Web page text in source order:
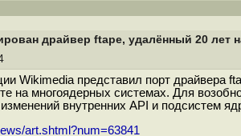
драйвер ftape, удалённый 20 лет
Wikimedia представил порт
на многоядерных системах. Для
внутренних API и подсистем
art.shtml?num=63841